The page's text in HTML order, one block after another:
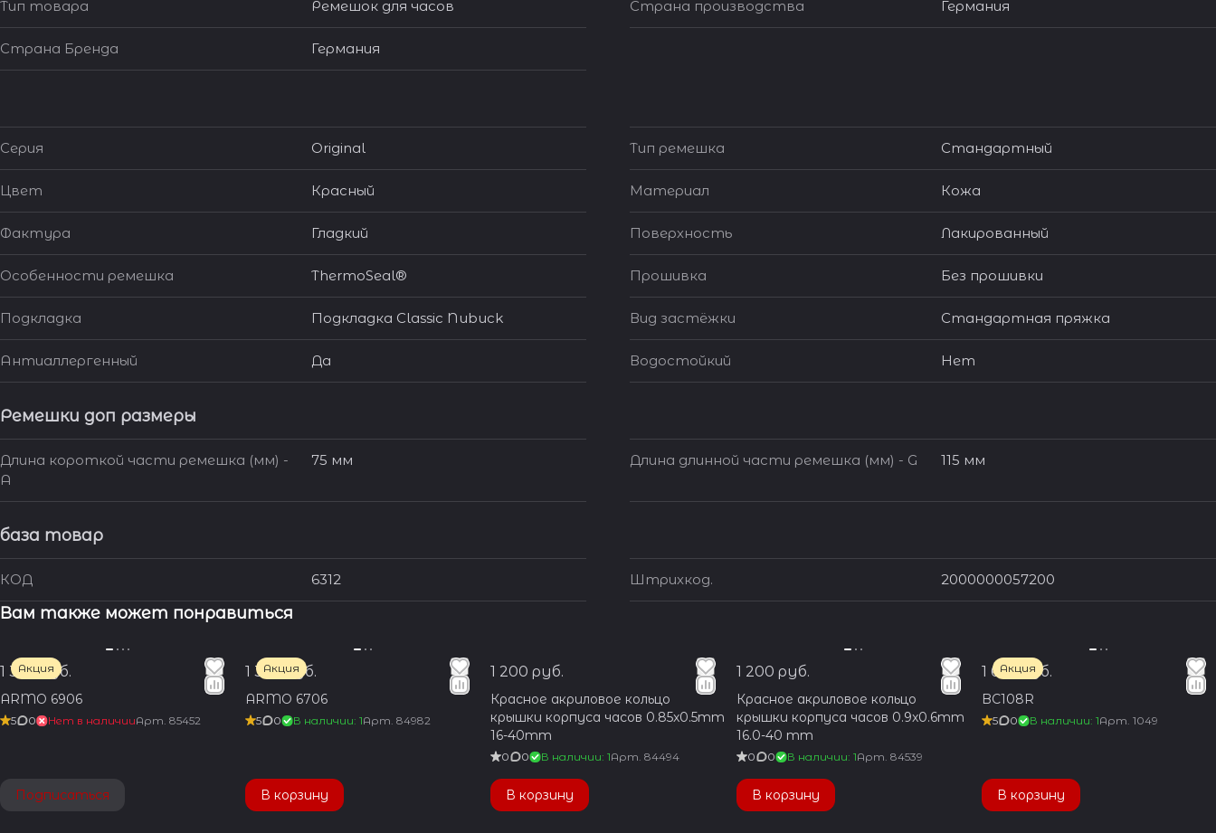
Тип товара Ремешок для часов Страна производства Германия
Страна Бренда Германия
Серия Original Тип ремешка Стандартный
Цвет Красный Материал Кожа
Фактура Гладкий Поверхность Лакированный
Особенности ремешка ThermoSeal® Прошивка Без прошивки
Подкладка Подкладка Classic Nubuck Вид застёжки Стандартная пряжка
Антиаллергенный Да Водостойкий Нет
Ремешки доп размеры
Длина короткой части ремешка (мм) -
A
75 мм Длина длинной части ремешка (мм) - G 115 мм
база товар
КОД 6312 Штрихкод. 2000000057200
Вам также может понравиться
Акция
1 350 руб.
ARMO 6906
5 0 Нет в наличииАрт. 85452
Подписаться
Акция
1 350 руб.
ARMO 6706
5 0 В наличии: 1Арт.84982
В корзину
1 200 руб.
Красное акриловое кольцо
крышки корпуса часов 0.85x0.5mm
16-40mm
0 0 В наличии: 1Арт.84494
В корзину
1 200 руб.
Красное акриловое кольцо
крышки корпуса часов 0.9x0.6mm
16.0-40 mm
0 0 В наличии: 1Арт. 84539
В корзину
Акция
1 650 руб.
BC108R
5 0 В наличии: 1Арт. 1049
В корзину